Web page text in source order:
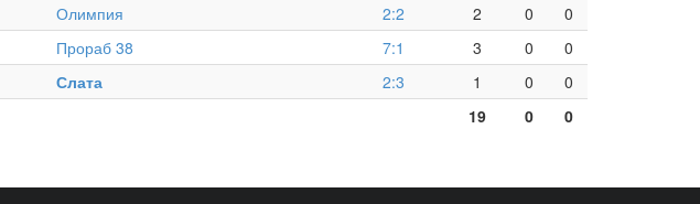
Олимпия 2:2 2 0
0
Прораб 38 7:1 3 0
0
Слата 2:3 1 0
0
19
0 0